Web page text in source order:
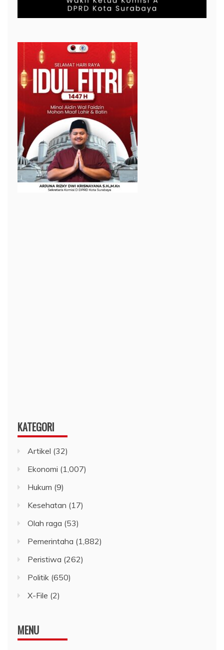
KATEGORI
Artikel (32)
Ekonomi (1,007)
Hukum (9)
Kesehatan (17)
Olah raga (53)
Pemerintaha (1,882)
Peristiwa (262)
Politik (650)
X-File (2)
MENU